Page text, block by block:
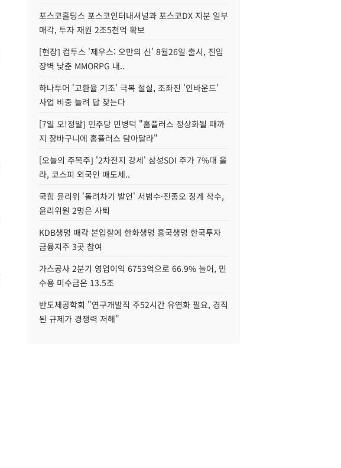
포스코홀딩스 포스코인터내셔널과 포스코DX 지분 일부
매각, 투자 재원 2조5천억 확보
[현장] 컴투스 '제우스: 오만의 신' 8월26일 출시, 진입
장벽 낮춘 MMORPG 내..
하나투어 '고환율 기조' 극복 절실, 조좌진 '인바운드'
사업 비중 늘려 답 찾는다
[7일 오!정말] 민주당 민병덕 "홈플러스 정상화될 때까
지 장바구니에 홈플러스 담아달라"
[오늘의 주목주] '2차전지 강세' 삼성SDI 주가 7%대 올
라, 코스피 외국인 매도세..
국힘 윤리위 '돌려차기 발언' 서범수·진종오 징계 착수,
윤리위원 2명은 사퇴
KDB생명 매각 본입찰에 한화생명 흥국생명 한국투자
금융지주 3곳 참여
가스공사 2분기 영업이익 6753억으로 66.9% 늘어, 민
수용 미수금은 13.5조
반도체공학회 "연구개발직 주52시간 유연화 필요, 경직
된 규제가 경쟁력 저해"